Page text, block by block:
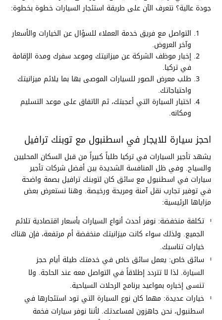
جودة عالية؟ نتعرف الآن على طريقة استئجار السيارات خطوة بخطوة:
التواصل مع فريق خدمة العملاء للسؤال عن الخيارات والأسعار
وآخر العروض.
إخبار موظف الشركة عن ميزانيتك وموعد سفرك ومدة الإقامة
في تركيا.
طلب معرض الصور للسيارات الموصى بها بما يلائم ميزانيتك
واحتياجاتك.
اختيار السيارة التي أعجبتك، ثم الاتفاق على موعد التسليم
ومكانه.
احجز سيارة للايجار في اسطنبول مع توبنك ترافيل
يشهد تأجير السيارات في تركيا طلباً كبيراً من قبل السكان المحليين
والسياح. وفي ظل المنافسة الشديدة بين أفضل شركات تأجير
سيارات في اسطنبول مع سائق كان لتوبنك ترافيل بصمة واضحة
في توفير تجارب نقل آمنة ومريحة ورخيصة. وهنا نستعرض بعض
مزاياها الرئيسية:
تكلفة منخفضة: نوفر أحدث أنواع السيارات بأسعار اقتصادية تلائم
الجميع. ولذلك سواء كانت ميزانيتك منخفضة أم مرتفعة، فإن هناك
خيارات تناسبك.
سائق خاص: يعمل سائق خاص في خدمتك طيلة أيام حجز
السيارة. لذا لا تتردد إطلاقاً في التواصل معه عند الحاجة. ولا
تنسى إخباره بمواعيد برنامج الرحلات السياحية.
خيارات عديدة: مهما كان نوع السيارة التي تود استئجارها في
اسطنبول، نحن جاهزون لمساعدتك. لأننا نوفر سيارات فخمة